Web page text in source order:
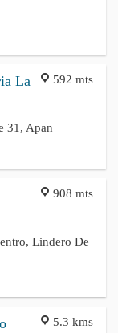
592 mts
La
31, Apan
908 mts
Lindero De
5.3 kms